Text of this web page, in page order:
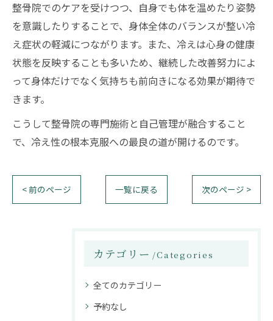
整骨院でのケアを受けつつ、自身でも体を温めたり姿勢
を意識したりすることで、身体全体のバランスが整い冷
え症状の軽減につながります。また、冷えは心身の健康
状態を反映することも多いため、継続した改善努力によ
って身体だけでなく気持ちも前向きになる効果が期待で
きます。
こうして整骨院の専門施術と自己管理が融合すること
で、冷え性の根本克服への最良の道が開けるのです。
< 前のページ 一覧に戻る 次のページ >
カテゴリー Categories
全てのカテゴリー
予約なし